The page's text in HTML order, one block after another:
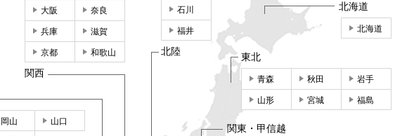
北海道
北海道
東北
青森 秋田 岩手
山形 宮城 福島
関東・甲信越
石川
福井
北陸
大阪 奈良
兵庫 滋賀
京都 和歌山
関西
岡山 山口